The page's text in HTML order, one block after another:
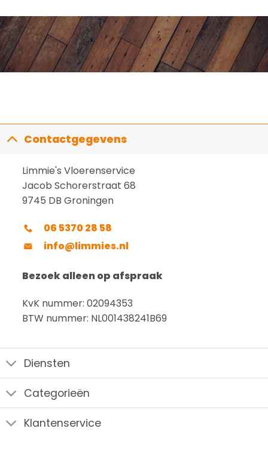
Contactgegevens
Limmie's Vloerenservice
Jacob Schorerstraat 68
9745 DB Groningen
06 5370 28 58
info@limmies.nl
Bezoek alleen op afspraak
KvK nummer: 02094353
BTW nummer: NL001438241B69
Diensten
Categorieën
Klantenservice